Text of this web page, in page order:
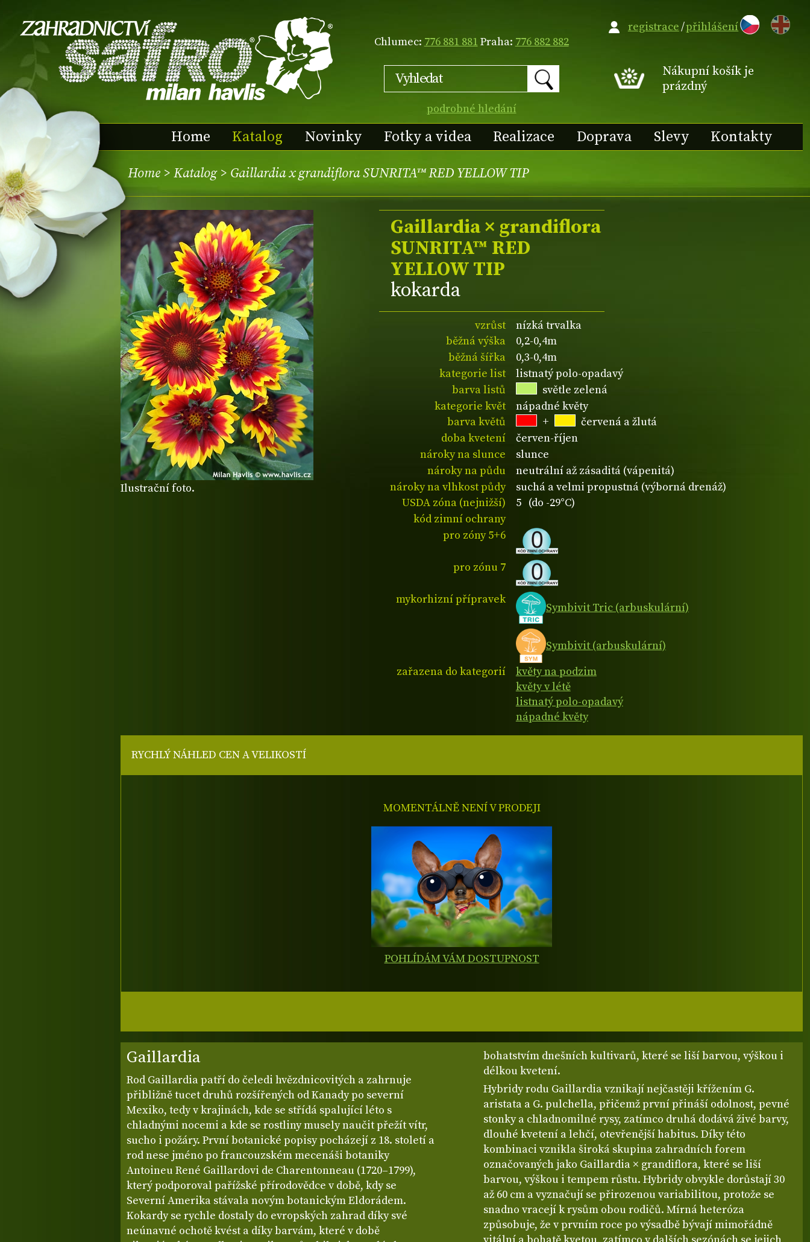
Chlumec: 776 881 881Praha: 776 882 882
podrobné hledání
EN
Nákupní košík je
prázdný
Home Katalog Novinky Fotky a videa Realizace Doprava Slevy Kontakty
registrace/přihlášení
Home > Katalog> Gaillardia x grandiflora SUNRITA™ RED YELLOW TIP
Ilustrační foto.
Gaillardia × grandiflora
SUNRITA™ RED
YELLOW TIP
kokarda
vzrůst
nízká trvalka
běžná výška
0,2-0,4m
běžná šířka
0,3-0,4m
kategorie list
listnatý polo-opadavý
barva listů
světle zelená
kategorie květ
nápadné květy
barva květů
+
červená a žlutá
doba kvetení
červen-říjen
nároky na slunce
slunce
nároky na půdu
neutrální až zásaditá (vápenitá)
nároky na vlhkost půdy
suchá a velmi propustná (výborná drenáž)
USDA zóna (nejnižší)
5 (do -29°C)
kód zimní ochrany
pro zóny 5+6
pro zónu 7
mykorhizní přípravek
Symbivit Tric (arbuskulární)
Symbivit (arbuskulární)
zařazena do kategorií
květy na podzim
květy v létě
listnatý polo-opadavý
nápadné květy
Gaillardia
Rod Gaillardia patří do čeledi hvězdnicovitých a zahrnuje
přibližně tucet druhů rozšířených od Kanady po severní
Mexiko, tedy v krajinách, kde se střídá spalující léto s
chladnými nocemi a kde se rostliny musely naučit přežít vítr,
sucho i požáry. První botanické popisy pocházejí z 18. století a
rod nese jméno po francouzském mecenáši botaniky
Antoineu René Gaillardovi de Charentonneau (1720–1799),
který podporoval pařížské přírodovědce v době, kdy se
Severní Amerika stávala novým botanickým Eldorádem.
Kokardy se rychle dostaly do evropských zahrad díky své
neúnavné ochotě kvést a díky barvám, které v době
bohatstvím dnešních kultivarů, které se liší barvou, výškou i
délkou kvetení.
Hybridy rodu Gaillardia vznikají nejčastěji křížením G.
aristata a G. pulchella, přičemž první přináší odolnost, pevné
stonky a chladnomilné rysy, zatímco druhá dodává živé barvy,
dlouhé kvetení a lehčí, otevřenější habitus. Díky této
kombinaci vznikla široká skupina zahradních forem
označovaných jako Gaillardia × grandiflora, které se liší
barvou, výškou i tempem růstu. Hybridy obvykle dorůstají 30
až 60 cm a vyznačují se přirozenou variabilitou, protože se
snadno vracejí k rysům obou rodičů. Mírná heteróza
způsobuje, že v prvním roce po výsadbě bývají mimořádně
RYCHLÝ NÁHLED CEN A VELIKOSTÍ
MOMENTÁLNĚ NENÍ V PRODEJI
POHLÍDÁM VÁM DOSTUPNOST